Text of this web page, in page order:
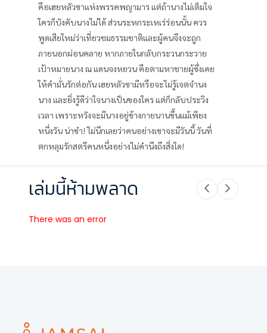
คือเฮยหลัวซาแห่งพรรคพญามาร แต่ถ้านางไม่เต็มใจ
ใครก็บังคับนางไม่ได้ ส่วนระหกระเหเร่ร่อนนั้น ควร
พูดเสียใหม่ว่าเที่ยวชมธรรมชาติและผู้คนจึงจะถูก
ภายนอกผ่อนคลาย หากภายในกลับกระวนกระวาย
เป้าหมายนาง ณ แดนจงหยวน คือตามหาชายผู้ซึ่งเคย
ให้คำมั่นรักต่อกัน เฮยหลัวซามีหรือจะไม่รู้เจตจำนง
นาง และยิ่งรู้ดีว่าใจนางเป็นของใคร แต่ก็กลับประวิง
เวลา เพราะหวังจะมีนางอยู่ข้างกายนานขึ้นแม้เพียง
หนึ่งวัน น่าขำ! ไม่นึกเลยว่าคนอย่างเขาจะมีวันนี้ วันที่
ตกหลุมรักสตรีคนหนึ่งอย่างไม่คำนึงถึงสิ่งใด!
เล่มนี้ห้ามพลาด
There was an error